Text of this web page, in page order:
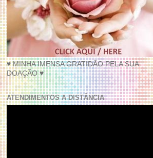
♥ MINHA IMENSA GRATIDÃO PELA SUA
DOAÇÃO ♥
ATENDIMENTOS A DISTÂNCIA